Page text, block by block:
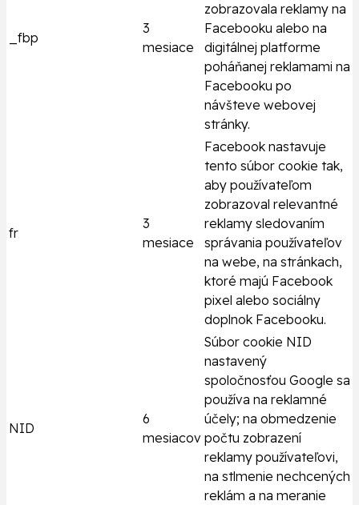
_fbp
3
mesiace
zobrazovala reklamy na
Facebooku alebo na
digitálnej platforme
poháňanej reklamami na
Facebooku po
návšteve webovej
stránky.
fr
3
mesiace
Facebook nastavuje
tento súbor cookie tak,
aby používateľom
zobrazoval relevantné
reklamy sledovaním
správania používateľov
na webe, na stránkach,
ktoré majú Facebook
pixel alebo sociálny
doplnok Facebooku.
NID
6
mesiacov
Súbor cookie NID
nastavený
spoločnosťou Google sa
používa na reklamné
účely; na obmedzenie
počtu zobrazení
reklamy používateľovi,
na stlmenie nechcených
reklám a na meranie